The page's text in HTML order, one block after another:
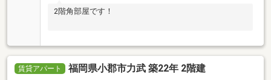
2階角部屋です！
賃貸アパート 福岡県小郡市力武 築22年 2階建